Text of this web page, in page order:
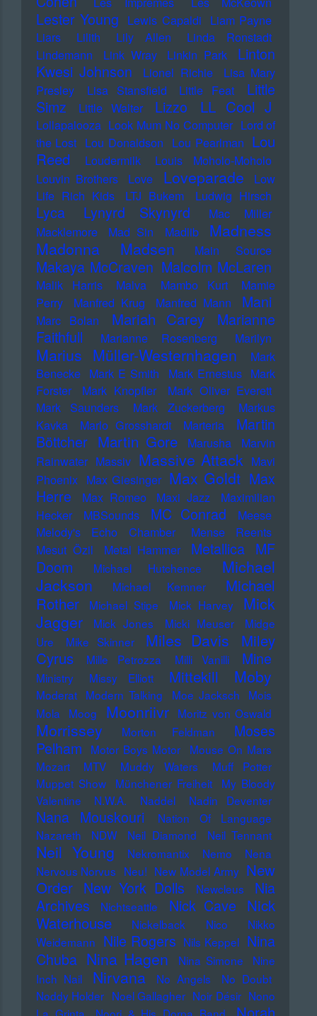
Lester Young Lewis Capaldi Liam Payne
Liars
Lilith Lily Allen
Linda Ronstadt
Lindemann
Link Wray Linkin Park
Linton
Kwesi Johnson
Lionel Richie
Lisa Mary
Presley
Lisa Stansfield Little Feat
Little
Simz
Little Walter Lizzo LL Cool J
Lollapalooza Look Mum No Computer Lord of
the Lost Lou Donaldson Lou Pearlman Lou
Reed
Loudermilk
Louis Moholo-Moholo
Louvin Brothers
Love Loveparade
Low
Life Rich Kids
LTJ Bukem Ludwig Hirsch
Lyca Lynyrd Skynyrd
Mac Miller
Macklemore
Mad Sin Madlib
Madness
Madonna
Madsen Main Source
Makaya McCraven Malcolm McLaren
Malik Harris Malva Mambo Kurt
Mamie
Perry
Manfred Krug Manfred Mann Mani
Marc Bolan Mariah Carey
Marianne
Faithfull
Marianne Rosenberg Marilyn
Marius Müller-Westernhagen
Mark
Benecke Mark E Smith Mark Ernestus Mark
Forster
Mark Knopfler
Mark Oliver Everett
Mark Saunders
Mark Zuckerberg
Markus
Kavka
Marlo Grosshardt Marteria
Martin
Böttcher Martin Gore Marusha
Marvin
Rainwater Massiv Massive Attack Mavi
Phoenix Max Giesinger Max Goldt Max
Herre
Max Romeo Maxi Jazz
Maximilian
Hecker
MBSounds MC Conrad
Meese
Melody's Echo Chamber
Mense Reents
Mesut Özil
Metal Hammer Metallica MF
Doom
Michael Hutchence
Michael
Jackson
Michael Kemner
Michael
Rother
Michael Stipe Mick Harvey
Mick
Jagger
Mick Jones Micki Meuser
Midge
Ure
Mike Skinner Miles Davis
Miley
Cyrus
Mille Petrozza Milli Vanilli Mine
Ministry Missy Elliott Mittekill Moby
Moderat Modern Talking Moe Jacksch
Mois
Mola
Moog Moonriivr Moritz von Oswald
Morrissey Morton Feldman
Moses
Pelham
Motor Boys Motor
Mouse On Mars
Mozart
MTV Muddy Waters
Muff Potter
Muppet Show
Münchener Freiheit
My Bloody
Valentine
N.W.A. Naddel Nadin Deventer
Nana Mouskouri
Nation Of Language
Nazareth
NDW Neil Diamond Neil Tennant
Neil Young Nekromantix Nemo
Nena
Nervous Norvus Neu! New Model Army New
Order New York Dolls Newcleus
Nia
Archives
Nichtseattle Nick Cave
Nick
Waterhouse
Nickelback Nico
Nikko
Weidemann Nile Rogers Nils Keppel Nina
Chuba Nina Hagen Nina Simone
Nine
Inch Nail
Nirvana No Angels
No Doubt
Noddy Holder Noel Gallagher Noir Désir Nono